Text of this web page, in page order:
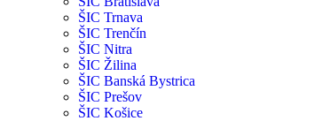
ŠIC Trnava
ŠIC Trenčín
ŠIC Nitra
ŠIC Žilina
ŠIC Banská Bystrica
ŠIC Prešov
ŠIC Košice